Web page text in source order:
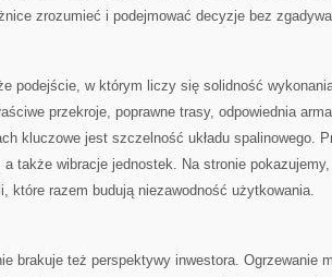
zrozumieć i podejmować decyzje bez
podejście, w którym liczy się solidność
przekroje, poprawne trasy, odpowiednia
kluczowe jest szczelność układu spalinowego.
a także wibracje jednostek. Na stronie
które razem budują niezawodność użytkowania.
brakuje też perspektywy inwestora. Ogrzewanie